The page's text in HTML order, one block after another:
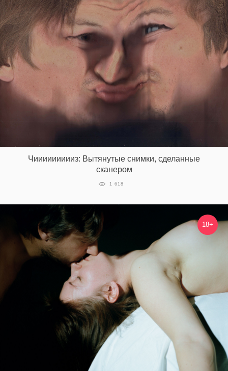
Чиииииииииз: Вытянутые снимки, сделанные
сканером
1 618
18+